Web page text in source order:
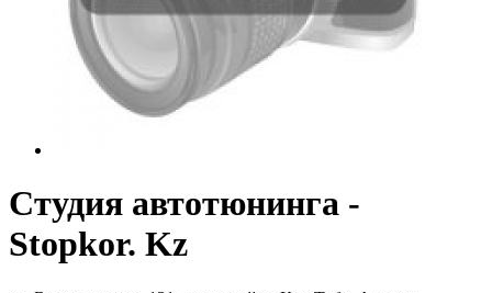
Студия автотюнинга -
Stopkor. Kz